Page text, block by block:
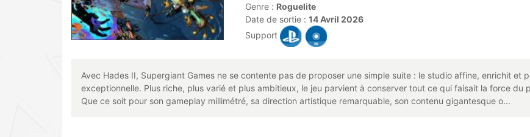
Genre : Roguelite
Date de sortie : 14 Avril 2026
Support
Avec Hades II, Supergiant Games ne se contente pas de proposer une simple suite : le studio affine, enrichit et
exceptionnelle. Plus riche, plus varié et plus ambitieux, le jeu parvient à conserver tout ce qui faisait la force
Que ce soit pour son gameplay millimétré, sa direction artistique remarquable, son contenu gigantesque o...